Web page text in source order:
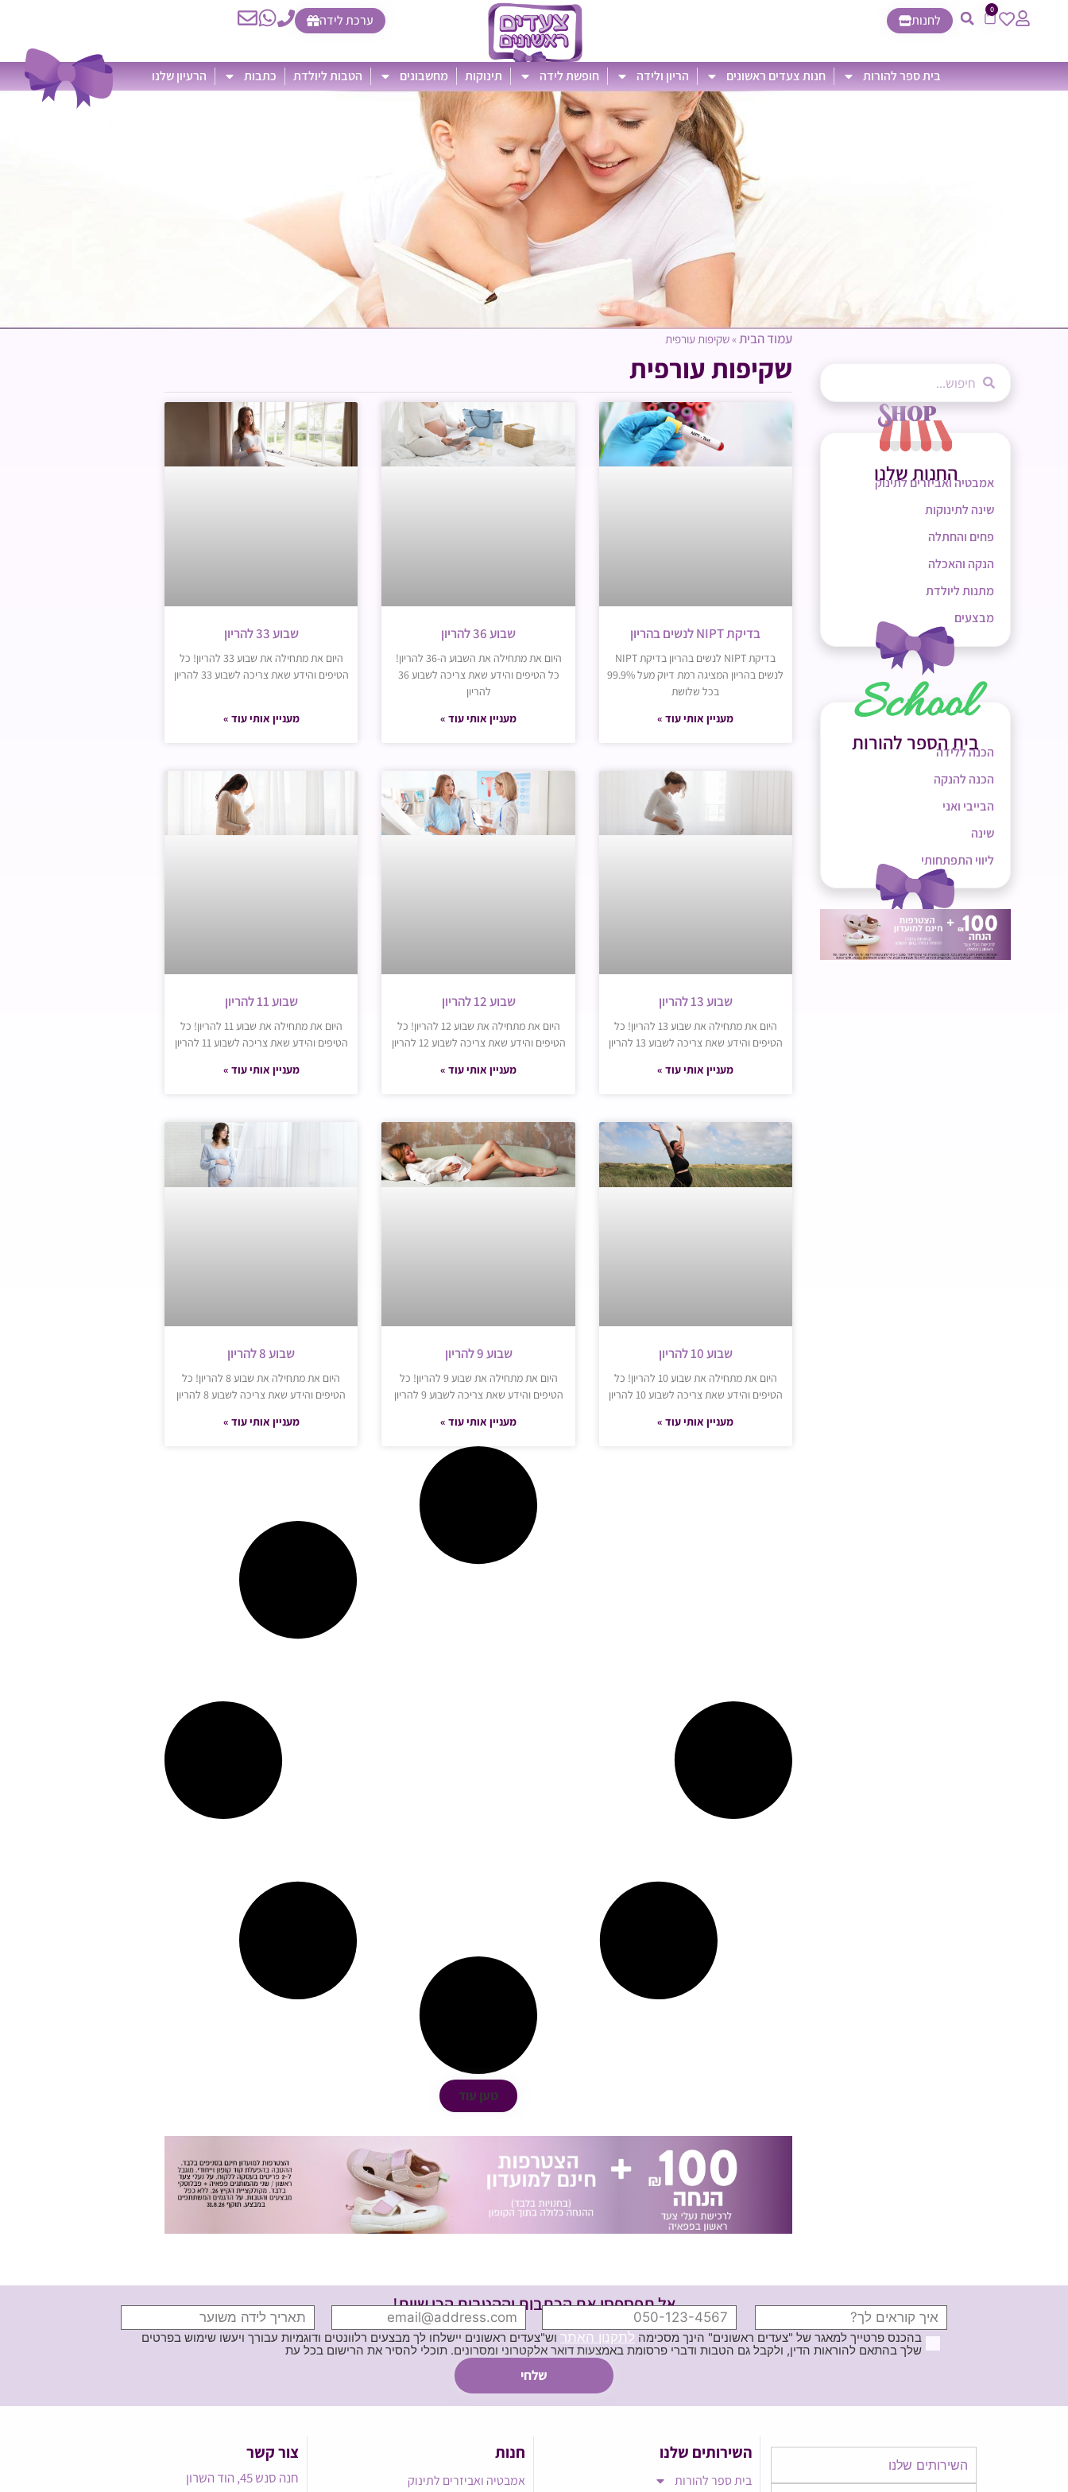
0
לחנות ערכת לידה
בית ספר להורות חנות צעדים ראשונים הריון ולידה חופשת לידה תינוקות מחשבונים הטבות ליולדת כתבות הרעיון שלנו
החנות שלנו
אמבטיה ואביזרים לתינוק
שינה לתינוקות
פחים והחתלה
הנקה והאכלה
מתנות ליולדת
מבצעים
בית הספר להורות
הכנה ללידה
הכנה להנקה
הבייבי ואני
שינה
ליווי התפתחותי
עמוד הבית»שקיפות עורפית
שקיפות עורפית
בדיקת NIPT לנשים בהריון
בדיקת NIPT לנשים בהריון בדיקת NIPT
לנשים בהריון המציגה רמת דיוק מעל 99.9%
בכל שלושת
מעניין אותי עוד »
שבוע 36 להריון
היום את מתחילה את השבוע ה-36 להריון!
כל הטיפים והידע שאת צריכה לשבוע 36
להריון
מעניין אותי עוד »
שבוע 33 להריון
היום את מתחילה את שבוע 33 להריון! כל
הטיפים והידע שאת צריכה לשבוע 33 להריון
מעניין אותי עוד »
שבוע 13 להריון
היום את מתחילה את שבוע 13 להריון! כל
הטיפים והידע שאת צריכה לשבוע 13 להריון
מעניין אותי עוד »
שבוע 12 להריון
היום את מתחילה את שבוע 12 להריון! כל
הטיפים והידע שאת צריכה לשבוע 12 להריון
מעניין אותי עוד »
שבוע 11 להריון
היום את מתחילה את שבוע 11 להריון! כל
הטיפים והידע שאת צריכה לשבוע 11 להריון
מעניין אותי עוד »
שבוע 10 להריון
היום את מתחילה את שבוע 10 להריון! כל
הטיפים והידע שאת צריכה לשבוע 10 להריון
מעניין אותי עוד »
שבוע 9 להריון
היום את מתחילה את שבוע 9 להריון! כל
הטיפים והידע שאת צריכה לשבוע 9 להריון
מעניין אותי עוד »
שבוע 8 להריון
היום את מתחילה את שבוע 8 להריון! כל
הטיפים והידע שאת צריכה לשבוע 8 להריון
מעניין אותי עוד »
טען עוד
אל תפספסי את הכתבות וההטבות הכי שוות!
בהכנס פרטייך למאגר של "צעדים ראשונים" הינך מסכימה לתקנון האתר וש"צעדים ראשונים יישלחו לך מבצעים רלוונטים ודוגמיות עבורך ויעשו שימוש בפרטים
שלך בהתאם להוראות הדין, ולקבל גם הטבות ודברי פרסומת באמצעות דואר אלקטרוני ומסרונים. תוכלי להסיר את הרישום בכל עת
השירותים שלנו
השירותים שלנו
בית ספר להורות
חנות
אמבטיה ואביזרים לתינוק
צור קשר
חנה סנש 45, הוד השרון